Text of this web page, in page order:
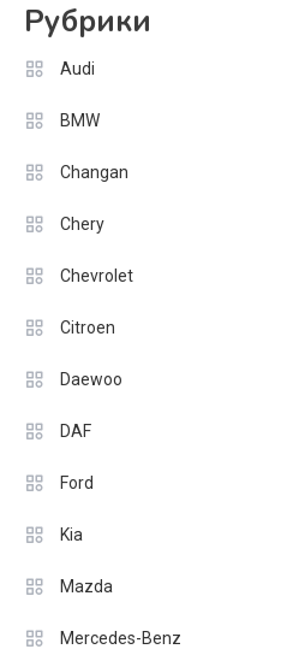
Рубрики
Audi
BMW
Changan
Chery
Chevrolet
Citroen
Daewoo
DAF
Ford
Kia
Mazda
Mercedes-Benz